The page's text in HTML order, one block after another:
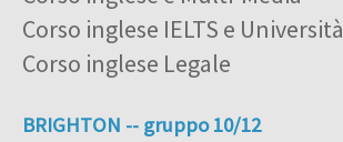
Corso inglese IELTS e Università
Corso inglese Legale
BRIGHTON -- gruppo 10/12